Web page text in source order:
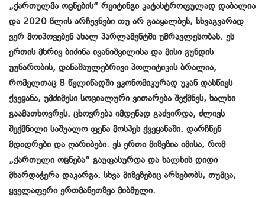
„ქართულმა ოცნების“ რეიტინგი კატასტროფულად დაბალია
და 2020 წლის არჩევნები თუ არ გააყალბეს, სხვაგვარად
ვერ მოიპოვებენ ახალ პარლამენტში უმრავლესობას. ეს
ერთის მხრივ ბიძინა ივანიშვილისა და მისი გუნდის
უუნარობის, დანაშაულებრივი პოლიტიკის ბრალია,
რომელთაც 8 წელიწადში ეკონომიკურად უკან დასწიეს
ქვეყანა, უმძიმესი სოციალური ვითარება შექმნეს, ხალხი
გაამათხოვრეს. ცხოვრება იმდენად გაძვირდა, ძლივს
შექმნილი საშუალო ფენა მოსპეს ქვეყანაში. დარჩნენ
მდიდრები და ღარიბები. ეს ერთი მიზეზია იმისა, რომ
„ქართული ოცნება“ გაუფასურდა და ხალხის დიდი
მხარდაჭერა დაკარგა. სხვა მიზეზებიც არსებობს, თუმცა,
ყველაფერი ერთმანეთზეა მიბმული.